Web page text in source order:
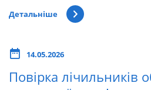
Детальніше
14.05.2026
Повірка лічильників